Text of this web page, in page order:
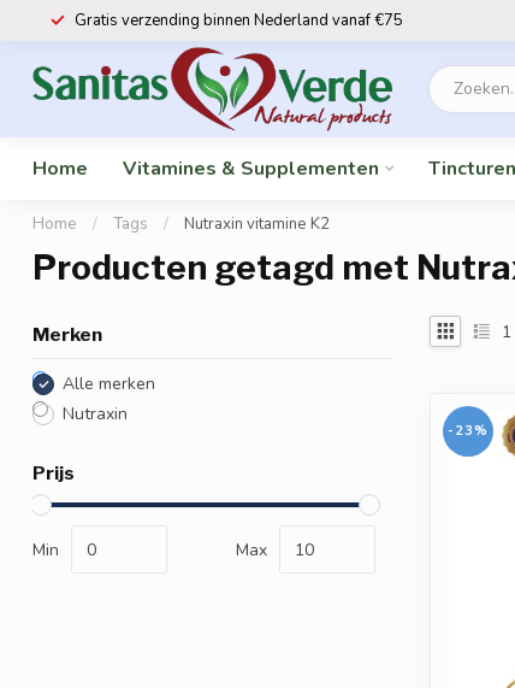
Gratis verzending binnen Nederland vanaf €75
Home Vitamines & Supplementen Tincturen
Home / Tags / Nutraxin vitamine K2
Producten getagd met
Merken
Alle merken
Nutraxin
Prijs
Min Max
1
-23%